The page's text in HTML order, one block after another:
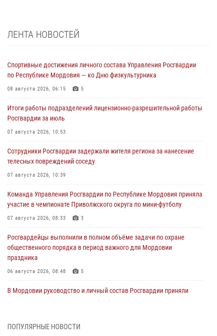
ЛЕНТА НОВОСТЕЙ
Спортивные достижения личного состава Управления Росгвардии
по Республике Мордовия — ко Дню физкультурника
08 августа 2026, 06:15 5
Итоги работы подразделений лицензионно-разрешительной работы
Росгвардии за июль
07 августа 2026, 10:53
Сотрудники Росгвардии задержали жителя региона за нанесение
телесных повреждений соседу
07 августа 2026, 10:39
Команда Управления Росгвардии по Республике Мордовия приняла
участие в чемпионате Приволжского округа по мини-футболу
07 августа 2026, 08:33 3
Росгвардейцы выполнили в полном объёме задачи по охране
общественного порядка в период важного для Мордовии
праздника
06 августа 2026, 08:48 5
В Мордовии руководство и личный состав Росгвардии приняли
06 августа 2026, 08:14 9
ПОПУЛЯРНЫЕ НОВОСТИ